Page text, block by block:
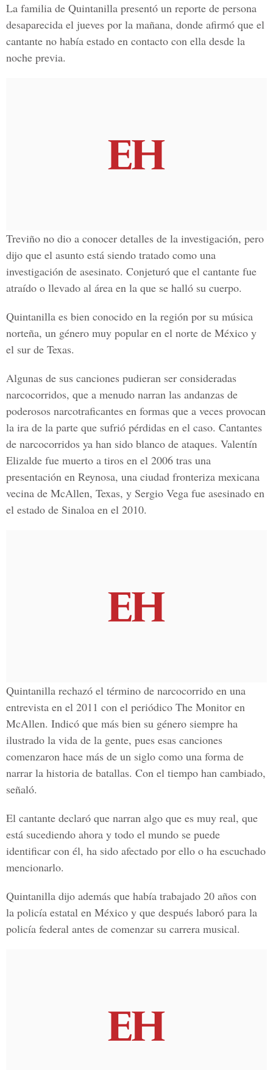
La familia de Quintanilla presentó un reporte de persona
desaparecida el jueves por la mañana, donde afirmó que el
cantante no había estado en contacto con ella desde la
noche previa.
Treviño no dio a conocer detalles de la investigación, pero
dijo que el asunto está siendo tratado como una
investigación de asesinato. Conjeturó que el cantante fue
atraído o llevado al área en la que se halló su cuerpo.
Quintanilla es bien conocido en la región por su música
norteña, un género muy popular en el norte de México y
el sur de Texas.
Algunas de sus canciones pudieran ser consideradas
narcocorridos, que a menudo narran las andanzas de
poderosos narcotraficantes en formas que a veces provocan
la ira de la parte que sufrió pérdidas en el caso. Cantantes
de narcocorridos ya han sido blanco de ataques. Valentín
Elizalde fue muerto a tiros en el 2006 tras una
presentación en Reynosa, una ciudad fronteriza mexicana
vecina de McAllen, Texas, y Sergio Vega fue asesinado en
el estado de Sinaloa en el 2010.
Quintanilla rechazó el término de narcocorrido en una
entrevista en el 2011 con el periódico The Monitor en
McAllen. Indicó que más bien su género siempre ha
ilustrado la vida de la gente, pues esas canciones
comenzaron hace más de un siglo como una forma de
narrar la historia de batallas. Con el tiempo han cambiado,
señaló.
El cantante declaró que narran algo que es muy real, que
está sucediendo ahora y todo el mundo se puede
identificar con él, ha sido afectado por ello o ha escuchado
mencionarlo.
Quintanilla dijo además que había trabajado 20 años con
la policía estatal en México y que después laboró para la
policía federal antes de comenzar su carrera musical.